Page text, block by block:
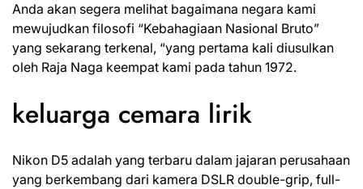
Anda akan segera melihat bagaimana negara kami
mewujudkan filosofi “Kebahagiaan Nasional Bruto”
yang sekarang terkenal, “yang pertama kali diusulkan
oleh Raja Naga keempat kami pada tahun 1972.
keluarga cemara lirik
Nikon D5 adalah yang terbaru dalam jajaran perusahaan
yang berkembang dari kamera DSLR double-grip, full-